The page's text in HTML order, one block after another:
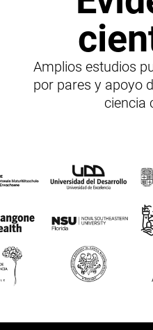
Amplios estudios
por pares y apoyo
ciencia